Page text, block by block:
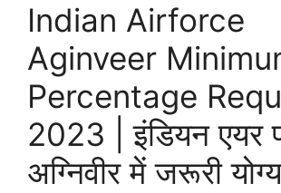
Indian Airforce
Aginveer
Percentage
2023 | इंडियन एयर
अग्निवीर में जरूरी